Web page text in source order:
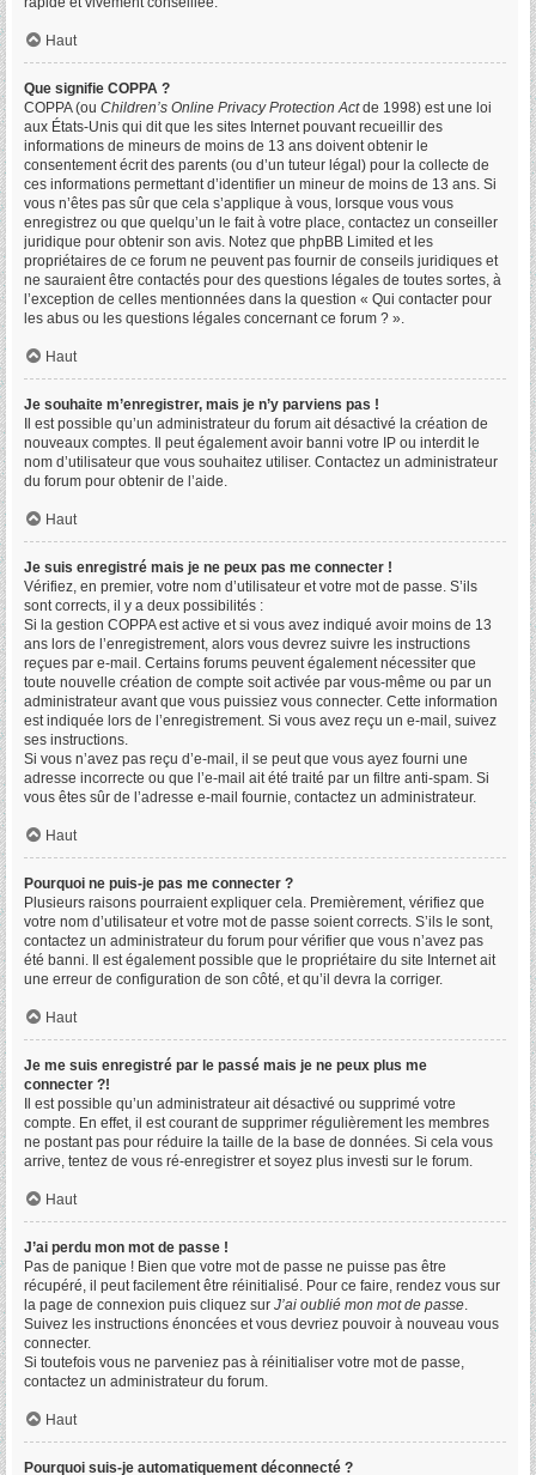
Haut
Que signifie COPPA ?
COPPA (ou Children’s Online Privacy Protection Actde 1998) est une loi
aux États-Unis qui dit que les sites Internet pouvant recueillir des
informations de mineurs de moins de 13 ans doivent obtenir le
consentement écrit des parents (ou d’un tuteur légal) pour la collecte de
ces informations permettant d’identifier un mineur de moins de 13 ans. Si
vous n’êtes pas sûr que cela s’applique à vous, lorsque vous vous
enregistrez ou que quelqu’un le fait à votre place, contactez un conseiller
juridique pour obtenir son avis. Notez que phpBB Limited et les
propriétaires de ce forum ne peuvent pas fournir de conseils juridiques et
ne sauraient être contactés pour des questions légales de toutes sortes, à
l’exception de celles mentionnées dans la question « Qui contacter pour
les abus ou les questions légales concernant ce forum ? ».
Haut
Je souhaite m’enregistrer, mais je n’y parviens pas !
Il est possible qu’un administrateur du forum ait désactivé la création de
nouveaux comptes. Il peut également avoir banni votre IP ou interdit le
nom d’utilisateur que vous souhaitez utiliser. Contactez un administrateur
du forum pour obtenir de l’aide.
Haut
Je suis enregistré mais je ne peux pas me connecter !
Vérifiez, en premier, votre nom d’utilisateur et votre mot de passe. S’ils
sont corrects, il y a deux possibilités :
Si la gestion COPPA est active et si vous avez indiqué avoir moins de 13
ans lors de l’enregistrement, alors vous devrez suivre les instructions
reçues par e-mail. Certains forums peuvent également nécessiter que
toute nouvelle création de compte soit activée par vous-même ou par un
administrateur avant que vous puissiez vous connecter. Cette information
est indiquée lors de l’enregistrement. Si vous avez reçu un e-mail, suivez
ses instructions.
Si vous n’avez pas reçu d’e-mail, il se peut que vous ayez fourni une
adresse incorrecte ou que l’e-mail ait été traité par un filtre anti-spam. Si
vous êtes sûr de l’adresse e-mail fournie, contactez un administrateur.
Haut
Pourquoi ne puis-je pas me connecter ?
Plusieurs raisons pourraient expliquer cela. Premièrement, vérifiez que
votre nom d’utilisateur et votre mot de passe soient corrects. S’ils le sont,
contactez un administrateur du forum pour vérifier que vous n’avez pas
été banni. Il est également possible que le propriétaire du site Internet ait
une erreur de configuration de son côté, et qu’il devra la corriger.
Haut
Je me suis enregistré par le passé mais je ne peux plus me
connecter ?!
Il est possible qu’un administrateur ait désactivé ou supprimé votre
compte. En effet, il est courant de supprimer régulièrement les membres
ne postant pas pour réduire la taille de la base de données. Si cela vous
arrive, tentez de vous ré-enregistrer et soyez plus investi sur le forum.
Haut
J’ai perdu mon mot de passe !
Pas de panique ! Bien que votre mot de passe ne puisse pas être
récupéré, il peut facilement être réinitialisé. Pour ce faire, rendez vous sur
la page de connexion puis cliquez sur J’ai oublié mon mot de passe.
Suivez les instructions énoncées et vous devriez pouvoir à nouveau vous
connecter.
Si toutefois vous ne parveniez pas à réinitialiser votre mot de passe,
contactez un administrateur du forum.
Haut
Pourquoi suis-je automatiquement déconnecté ?